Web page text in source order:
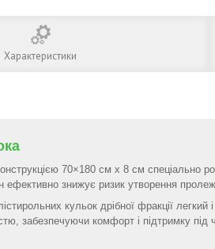
Характеристики
70×180 см х 8 см спеціально
знижує ризик утворення
кульок дрібної фракції
забезпечуючи комфорт і підтримку під